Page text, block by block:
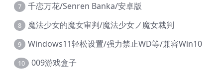
7 千恋万花/Senren Banka/安卓版
8 魔法少女的魔女审判/魔法少女ノ魔女裁判
9 Windows11轻松设置/强力禁止WD等/兼容Win10
10 009游戏盒子